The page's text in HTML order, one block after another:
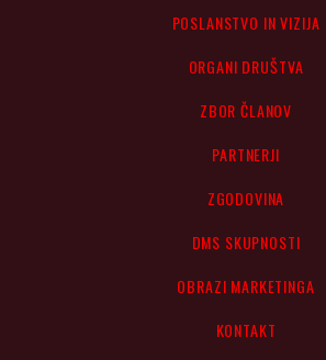
POSLANSTVO IN VIZIJA
ORGANI DRUŠTVA
ZBOR ČLANOV
PARTNERJI
ZGODOVINA
DMS SKUPNOSTI
OBRAZI MARKETINGA
KONTAKT